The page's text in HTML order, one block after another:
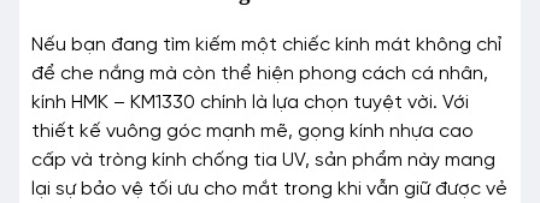
Nếu bạn đang tìm kiếm một chiếc kính mát không chỉ
để che nắng mà còn thể hiện phong cách cá nhân,
kính HMK – KM1330 chính là lựa chọn tuyệt vời. Với
thiết kế vuông góc mạnh mẽ, gọng kính nhựa cao
cấp và tròng kính chống tia UV, sản phẩm này mang
lại sự bảo vệ tối ưu cho mắt trong khi vẫn giữ được vẻ